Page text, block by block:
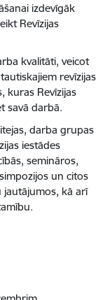
izdevīgāk
Revīzijas
kvalitāti, veicot
revīzijas
kuras Revīzijas
savā darbā.
darba grupas
iestādes
semināros,
un citos
jautājumos, kā arī